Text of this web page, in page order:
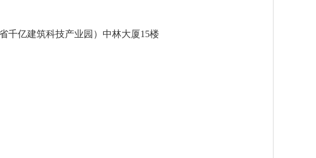
千亿建筑科技产业园）中林大厦15楼